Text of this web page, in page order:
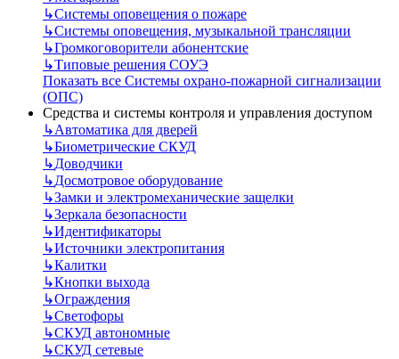
↳Системы оповещения о пожаре
↳Системы оповещения, музыкальной трансляции
↳Громкоговорители абонентские
↳Типовые решения СОУЭ
Показать все Системы охрано-пожарной сигнализации
(ОПС)
Средства и системы контроля и управления доступом
↳Автоматика для дверей
↳Биометрические СКУД
↳Доводчики
↳Досмотровое оборудование
↳Замки и электромеханические защелки
↳Зеркала безопасности
↳Идентификаторы
↳Источники электропитания
↳Калитки
↳Кнопки выхода
↳Ограждения
↳Светофоры
↳СКУД автономные
↳СКУД сетевые